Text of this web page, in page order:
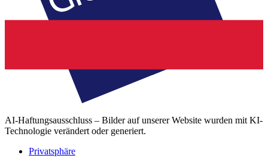
AI-Haftungsausschluss – Bilder auf unserer Website wurden mit KI-
Technologie verändert oder generiert.
Privatsphäre